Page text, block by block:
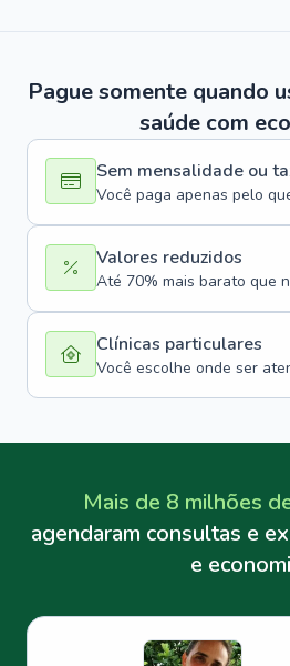
Pague somente quando
saúde com
Sem mensalidade ou
Você paga apenas pelo
Valores reduzidos
Até 70% mais barato que
Clínicas particulares
Você escolhe onde ser
Mais de 8 milhões
agendaram consultas e
e